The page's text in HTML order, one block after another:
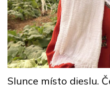
Slunce místo dieslu.